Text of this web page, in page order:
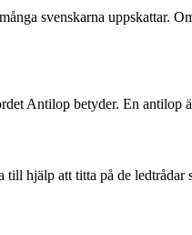
svenskarna uppskattar.
Antilop betyder. En
hjälp att titta på de